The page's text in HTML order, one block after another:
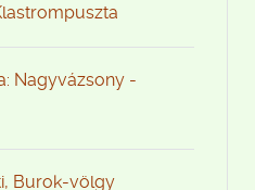
Nagyvázsony -
Burok-völgy